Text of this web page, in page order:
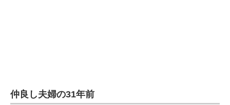
仲良し夫婦の31年前